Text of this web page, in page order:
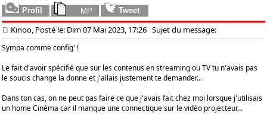
Kinoo, Posté le: Dim 07 Mai 2023, 17:26 Sujet du message:
Sympa comme config' !
Le fait d'avoir spécifié que sur les contenus en streaming ou TV tu n'avais pas
le soucis change la donne et j'allais justement te demander...
Dans ton cas, on ne peut pas faire ce que j'avais fait chez moi lorsque j'utilisais
un home Cinéma car il manque une connectique sur le vidéo projecteur...